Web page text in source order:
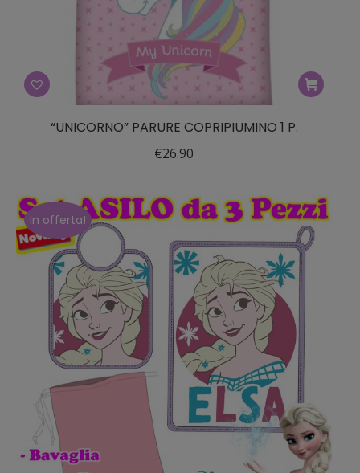
“UNICORNO” PARURE COPRIPIUMINO 1 P.
€26.90
In offerta!